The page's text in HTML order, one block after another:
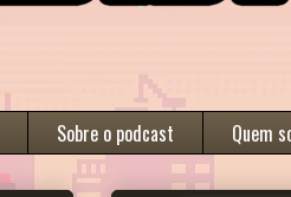
Sobre o podcast Quem